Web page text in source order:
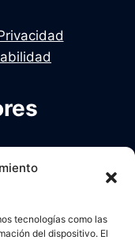
tecnologías como las
del dispositivo. El
y Alcalde
para el Siglo XXI